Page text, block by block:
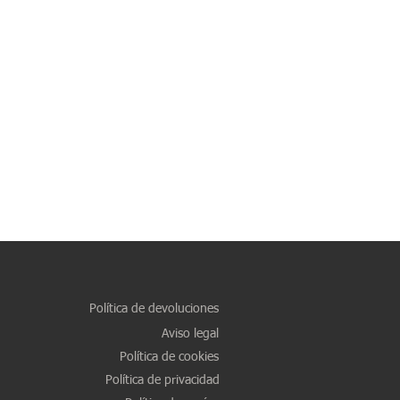
Política de devoluciones
Aviso legal
Política de cookies
Política de privacidad